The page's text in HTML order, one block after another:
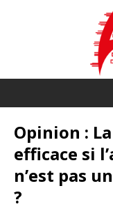
Opinion :
efficace si
n’est pas
?